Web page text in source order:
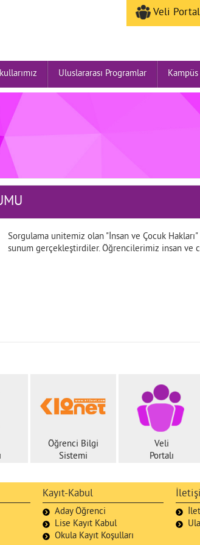
Veli
Uluslararası Programlar
Sorgulama unitemiz olan "İnsan ve Çocuk
sunum gerçekleştirdiler. Öğrencilerimiz insan ve
Öğrenci Bilgi
Sistemi
Veli
Portalı
Kayıt-Kabul
Aday Öğrenci
Lise Kayıt Kabul
Okula Kayıt Koşulları